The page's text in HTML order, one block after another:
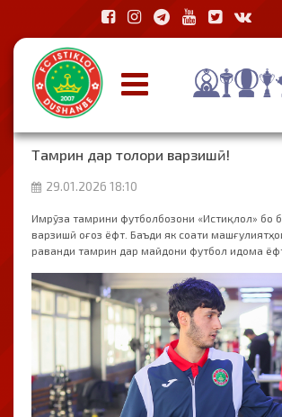
Тамрин дар толори варзишӣ!
29.01.2026 18:10
Имрӯза тамрини футболбозони «Истиқлол» бо
варзишӣ оғоз ёфт. Баъди як соати
раванди тамрин дар майдони футбол идома